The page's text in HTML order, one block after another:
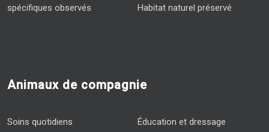
spécifiques observés
Habitat naturel préservé
Animaux de compagnie
Soins quotidiens
Éducation et dressage